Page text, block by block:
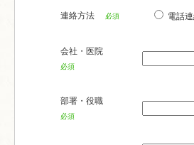
連絡方法 必須 電話
会社・医院
必須
部署・役職
必須